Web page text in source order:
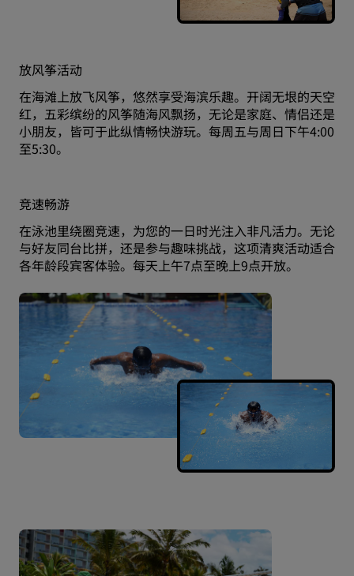
放风筝活动
在海滩上放飞风筝，悠然享受海滨乐趣。开阔无垠的天空
红，五彩缤纷的风筝随海风飘扬，无论是家庭、情侣还是
小朋友，皆可于此纵情畅快游玩。每周五与周日下午4:00
至5:30。
竞速畅游
在泳池里绕圈竞速，为您的一日时光注入非凡活力。无论
与好友同台比拼，还是参与趣味挑战，这项清爽活动适合
各年龄段宾客体验。每天上午7点至晚上9点开放。